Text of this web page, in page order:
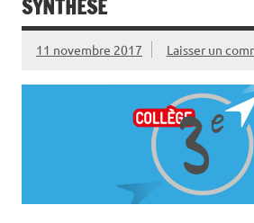
SYNTHÈSE
11 novembre 2017 Laisser un